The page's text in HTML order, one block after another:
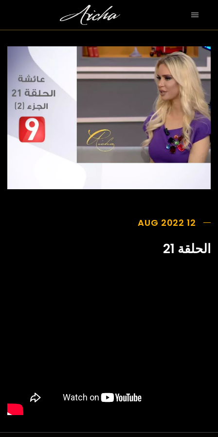
12 AUG 2022
الحلقة 21